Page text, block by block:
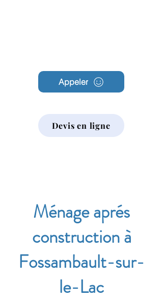
Appeler
Devis en ligne
Ménage aprés
construction à
Fossambault-sur-
le-Lac